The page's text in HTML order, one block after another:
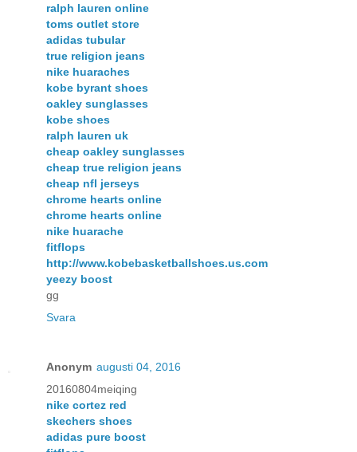
ralph lauren online
toms outlet store
adidas tubular
true religion jeans
nike huaraches
kobe byrant shoes
oakley sunglasses
kobe shoes
ralph lauren uk
cheap oakley sunglasses
cheap true religion jeans
cheap nfl jerseys
chrome hearts online
chrome hearts online
nike huarache
fitflops
http://www.kobebasketballshoes.us.com
yeezy boost
gg
Svara
Anonym augusti 04, 2016
20160804meiqing
nike cortez red
skechers shoes
adidas pure boost